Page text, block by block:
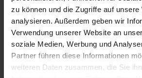
zu können und die Zugriffe auf unsere
analysieren. Außerdem geben wir
Verwendung unserer Website an
soziale Medien, Werbung und
Partner führen diese Informationen
weiteren Daten zusammen, die Sie
Unfallversicherung, Reisegepäck-
Reise-Haftpflichtversicherung.
1 / 19
Royal Princess